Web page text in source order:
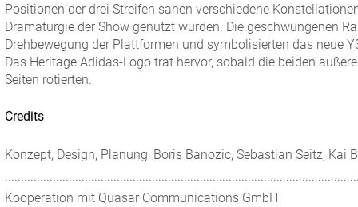
Positionen der drei Streifen sahen verschiedene
Dramaturgie der Show genutzt wurden. Die geschwungenen
Drehbewegung der Plattformen und symbolisierten das neue
Das Heritage Adidas-Logo trat hervor, sobald die beiden
Seiten rotierten.
Credits
Konzept, Design, Planung: Boris Banozic, Sebastian Seitz, Kai
Kooperation mit Quasar Communications GmbH